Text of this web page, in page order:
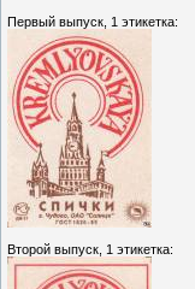
Первый выпуск, 1 этикетка:
Второй выпуск, 1 этикетка: